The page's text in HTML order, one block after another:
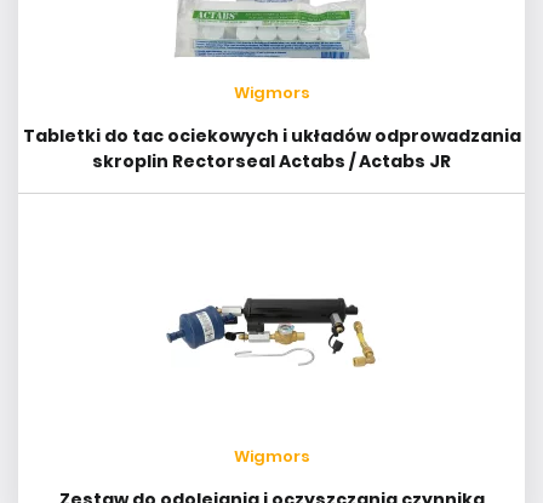
Wigmors
Tabletki do tac ociekowych i układów odprowadzania
skroplin Rectorseal Actabs / Actabs JR
Wigmors